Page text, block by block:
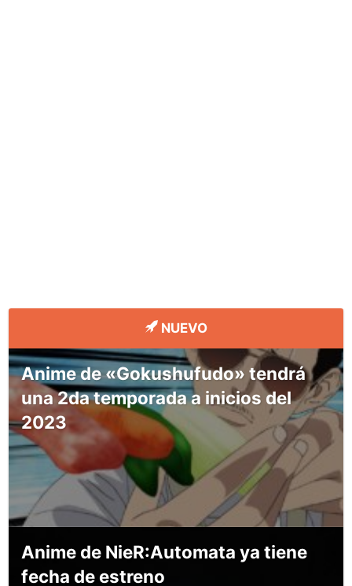
NUEVO
Anime de «Gokushufudo» tendrá
una 2da temporada a inicios del
2023
Anime de NieR:Automata ya tiene
fecha de estreno